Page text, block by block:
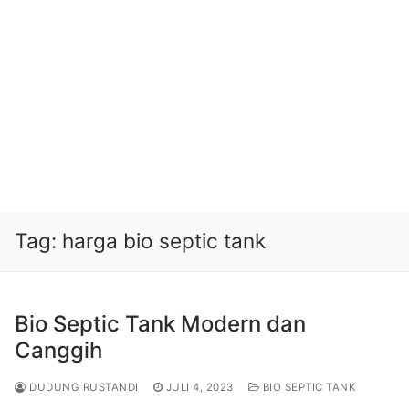
Tag: harga bio septic tank
Bio Septic Tank Modern dan
Canggih
DUDUNG RUSTANDI JULI 4, 2023
BIO SEPTIC TANK